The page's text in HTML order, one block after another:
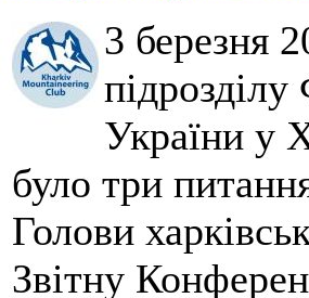
3 березня
підрозділу
України у
було три
Голови
Звітну